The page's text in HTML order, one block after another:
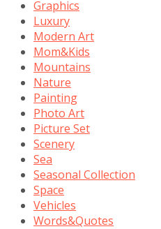
Graphics
Luxury
Modern Art
Mom&Kids
Mountains
Nature
Painting
Photo Art
Picture Set
Scenery
Sea
Seasonal Collection
Space
Vehicles
Words&Quotes